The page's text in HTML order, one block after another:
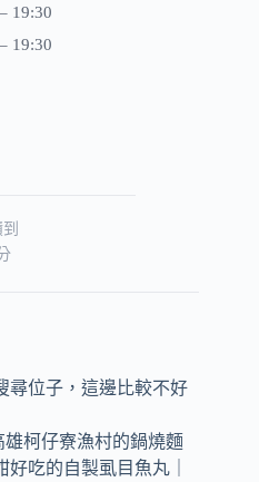
19:30
19:30
尋位子，這邊比較不好